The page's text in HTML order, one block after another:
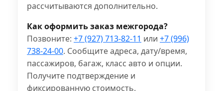
рассчитываются дополнительно.
Как оформить заказ межгорода?
Позвоните: +7 (927) 713-82-11 или +7 (996)
738-24-00. Сообщите адреса, дату/время,
пассажиров, багаж, класс авто и опции.
Получите подтверждение и
фиксированную стоимость.